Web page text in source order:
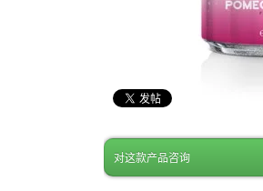
对这款产品咨询